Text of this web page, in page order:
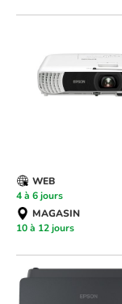
WEB
4 à 6 jours
MAGASIN
10 à 12 jours